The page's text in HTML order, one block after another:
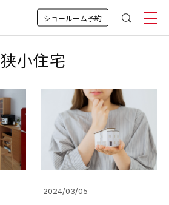
ショールーム予約
狭小住宅
2024/03/05